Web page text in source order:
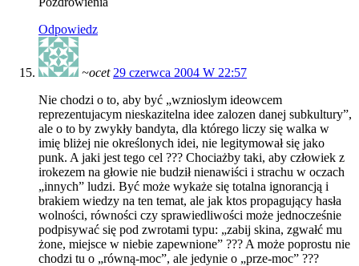
Odpowiedz
~ocet 29 czerwca 2004 W 22:57
Nie chodzi o to, aby być „wznioslym ideowcem
reprezentujacym nieskazitelna idee zalozen danej subkultury”,
ale o to by zwykły bandyta, dla którego liczy się walka w
imię bliżej nie określonych idei, nie legitymował się jako
punk. A jaki jest tego cel ??? Chociażby taki, aby człowiek z
irokezem na głowie nie budził nienawiści i strachu w oczach
„innych” ludzi. Być może wykaże się totalna ignorancją i
brakiem wiedzy na ten temat, ale jak ktos propagujący hasła
wolności, równości czy sprawiedliwości może jednocześnie
podpisywać się pod zwrotami typu: „zabij skina, zgwałć mu
żone, miejsce w niebie zapewnione” ??? A może poprostu nie
chodzi tu o „równą-moc”, ale jedynie o „prze-moc” ???